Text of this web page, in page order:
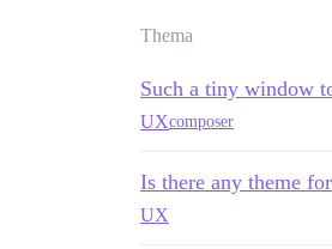
Thema
Such a tiny window
UXcomposer
Is there any theme
UX